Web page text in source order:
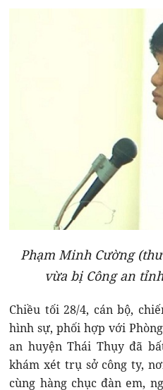
Phạm Minh Cường
vừa bị Công an
Chiều tối 28/4, cán bộ,
hình sự, phối hợp với
an huyện Thái Thụy đã
khám xét trụ sở công ty,
cùng hàng chục đàn em,